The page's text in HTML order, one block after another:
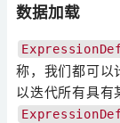
数据加载
称，我们都可以
以迭代所有具有